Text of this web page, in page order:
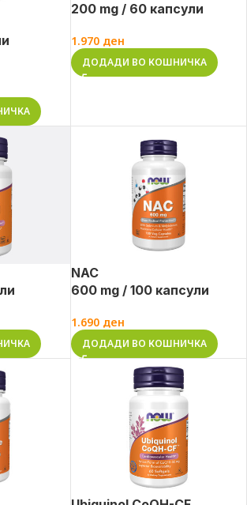
200 mg / 60 капсули
1.970 ден
ДОДАДИ ВО КОШНИЧКА
NAC
600 mg / 100 капсули
1.690 ден
ДОДАДИ ВО КОШНИЧКА